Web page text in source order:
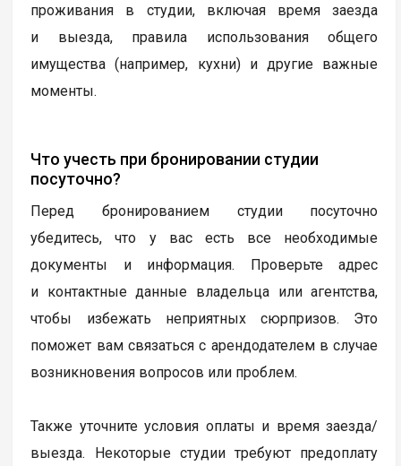
проживания в студии, включая время заезда
и выезда, правила использования общего
имущества (например, кухни) и другие важные
моменты.
Что учесть при бронировании студии
посуточно?
Перед бронированием студии посуточно
убедитесь, что у вас есть все необходимые
документы и информация. Проверьте адрес
и контактные данные владельца или агентства,
чтобы избежать неприятных сюрпризов. Это
поможет вам связаться с арендодателем в случае
возникновения вопросов или проблем.
Также уточните условия оплаты и время заезда/
выезда. Некоторые студии требуют предоплату